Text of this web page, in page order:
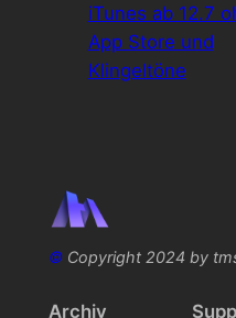
iTunes ab 12.7
App Store und
Klingeltöne
©Copyright 2024 by
Archiv